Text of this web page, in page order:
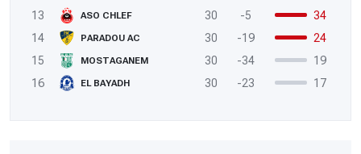
13
ASO CHLEF 30 -5
34
14
PARADOU AC 30 -19
24
15
MOSTAGANEM 30 -34
19
16
EL BAYADH 30 -23 17